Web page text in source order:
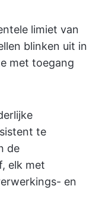
limiet van
blinken uit in
met toegang
te
de
elk met
en